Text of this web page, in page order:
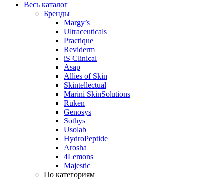
Весь каталог
Бренды
Margy’s
Ultraceuticals
Practique
Reviderm
iS Clinical
Asap
Allies of Skin
Skintellectual
Marini SkinSolutions
Ruken
Genosys
Sothys
Usolab
HydroPeptide
Arosha
4Lemons
Majestic
По категориям